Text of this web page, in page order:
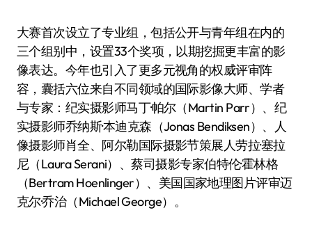
大赛首次设立了专业组，包括公开与青年组在内的
三个组别中，设置33个奖项，以期挖掘更丰富的影
像表达。今年也引入了更多元视角的权威评审阵
容，囊括六位来自不同领域的国际影像大师、学者
与专家：纪实摄影师马丁·帕尔（Martin Parr）、纪
实摄影师乔纳斯·本迪克森（Jonas Bendiksen）、人
像摄影师肖全、阿尔勒国际摄影节策展人劳拉·塞拉
尼（Laura Serani）、蔡司摄影专家伯特伦·霍林格
（Bertram Hoenlinger）、美国国家地理图片评审迈
克尔·乔治（Michael George）。